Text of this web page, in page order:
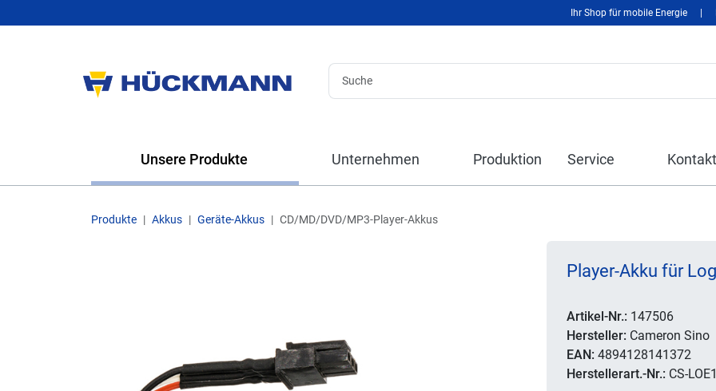
Ihr Shop für mobile Energie
Unsere Produkte Unternehmen Produktion Service Kontakt
Produkte Akkus Geräte-Akkus CD/MD/DVD/MP3-Player-Akkus
Player-Akku für
Artikel-Nr.: 147506
Hersteller: Cameron Sino
EAN: 4894128141372
Herstellerart.-Nr.: CS-